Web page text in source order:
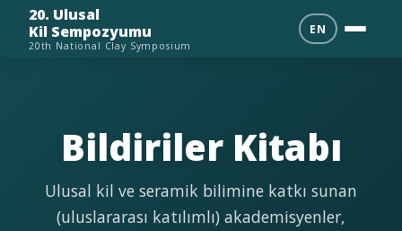
20. Ulusal
Kil Sempozyumu
20th National Clay Symposium
EN
Bildiriler Kitabı
Ulusal kil ve seramik bilimine katkı sunan
(uluslararası katılımlı) akademisyenler,